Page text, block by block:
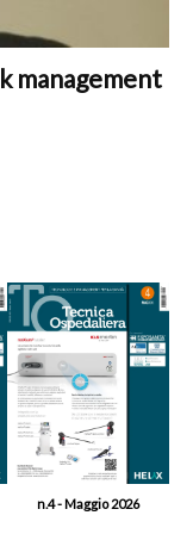
management
n.4 - Maggio 2026